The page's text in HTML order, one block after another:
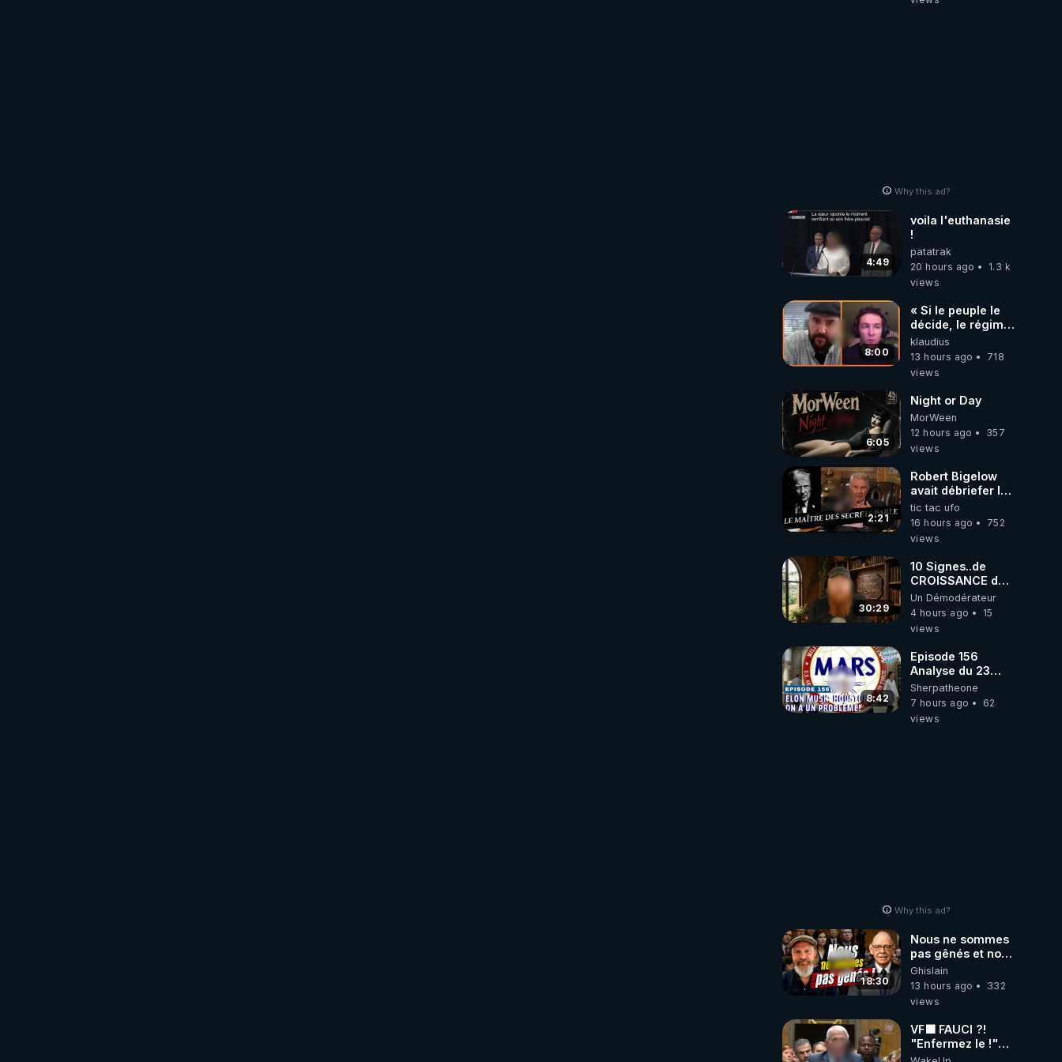
Why this ad?
4:49
voila l'euthanasie
!
patatrak
20 hours ago
1.3 k
views
8:00
« Si le peuple le
décide, le régime
peut tomber
demain ! »
klaudius
13 hours ago
718
views
6:05
Night or Day
MorWeen
12 hours ago
357
views
2:21
Robert Bigelow
avait débriefer le
pédophile
génocidaire de
donald j trump
tic tac ufo
16 hours ago
752
views
30:29
10 Signes..de
CROISSANCE de
L'EFFONDREMENT
de La Civilisation
de"DECROISSANCE
Société"?
Un Démodérateur
4 hours ago
15
views
8:42
Episode 156
Analyse du 23
février 2025 Elon
Musk : Houston ,
on a un problème
Sherpatheone
7 hours ago
62
views
Why this ad?
18:30
Nous ne sommes
pas gênés et nous
n’avons pas
besoin de nous
excuser ! #jw
#collegecentral
Ghislain
13 hours ago
332
views
VF🟩 FAUCI ?!
"Enfermez le !"
(Lock him up!) -